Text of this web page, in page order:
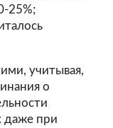
25%;
учитывая,
о
даже при